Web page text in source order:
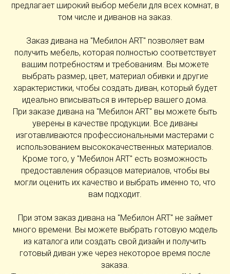
предлагает широкий выбор мебели для всех комнат, в
том числе и диванов на заказ.
Заказ дивана на "Мебилон ART" позволяет вам
получить мебель, которая полностью соответствует
вашим потребностям и требованиям. Вы можете
выбрать размер, цвет, материал обивки и другие
характеристики, чтобы создать диван, который будет
идеально вписываться в интерьер вашего дома.
При заказе дивана на "Мебилон ART" вы можете быть
уверены в качестве продукции. Все диваны
изготавливаются профессиональными мастерами с
использованием высококачественных материалов.
Кроме того, у "Мебилон ART" есть возможность
предоставления образцов материалов, чтобы вы
могли оценить их качество и выбрать именно то, что
вам подходит.
При этом заказ дивана на "Мебилон ART" не займет
много времени. Вы можете выбрать готовую модель
из каталога или создать свой дизайн и получить
готовый диван уже через некоторое время после
заказа.